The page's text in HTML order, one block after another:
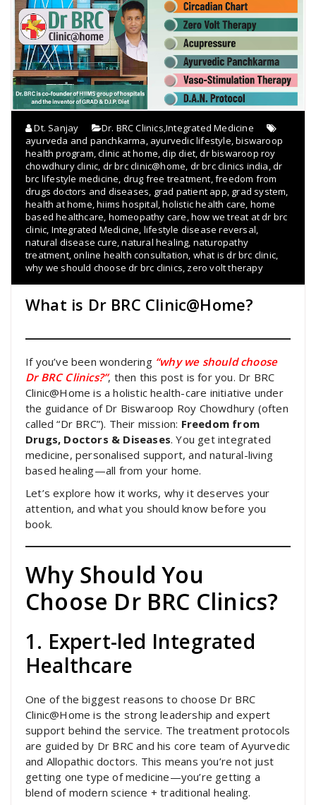
Dt. Sanjay Dr. BRC Clinics,Integrated Medicine
ayurveda and panchkarma, ayurvedic lifestyle,biswaroop
health program,clinic at home,dip diet,dr biswaroop roy
chowdhury clinic, dr brc clinic@home, dr brc clinics india,dr
brc lifestyle medicine, drug free treatment,freedom from
drugs doctors and diseases, grad patient app, grad system,
health at home,hiims hospital,holistic health care, home
based healthcare, homeopathy care,how we treat at dr brc
clinic, Integrated Medicine, lifestyle disease reversal,
natural disease cure,natural healing, naturopathy
treatment,online health consultation, what is dr brc clinic,
why we should choose dr brc clinics, zero volt therapy
What is Dr BRC Clinic@Home?
If you’ve been wondering “why we should choose
Dr BRC Clinics?”, then this post is for you. Dr BRC
Clinic@Home is a holistic health-care initiative under
the guidance of Dr Biswaroop Roy Chowdhury (often
called “Dr BRC”). Their mission: Freedom from
Drugs, Doctors & Diseases. You get integrated
medicine, personalised support, and natural-living
based healing—all from your home.
Let’s explore how it works, why it deserves your
attention, and what you should know before you
book.
Why Should You
Choose Dr BRC Clinics?
1. Expert-led Integrated
Healthcare
One of the biggest reasons to choose Dr BRC
Clinic@Home is the strong leadership and expert
support behind the service. The treatment protocols
are guided by Dr BRC and his core team of Ayurvedic
and Allopathic doctors. This means you’re not just
getting one type of medicine—you’re getting a
blend of modern science + traditional healing.